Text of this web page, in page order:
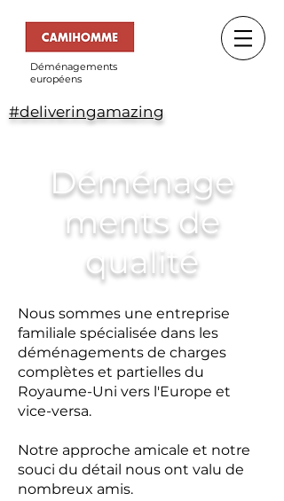
Déménagements
européens
#deliveringamazing
Déménage
ments de
qualité
Nous sommes une entreprise
familiale spécialisée dans les
déménagements de charges
complètes et partielles du
Royaume-Uni vers l'Europe et
vice-versa.
Notre approche amicale et notre
souci du détail nous ont valu de
nombreux amis.